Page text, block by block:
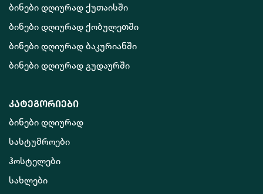
ბინები დღიურად ქუთაისში
ბინები დღიურად ქობულეთში
ბინები დღიურად ბაკურიანში
ბინები დღიურად გუდაურში
კატეგორიები
ბინები დღიურად
სასტუმროები
ჰოსტელები
სახლები